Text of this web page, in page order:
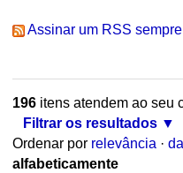
Assinar um RSS
196itens atendem ao seu
Filtrar os resultados
Ordenar por relevância ·
alfabeticamente